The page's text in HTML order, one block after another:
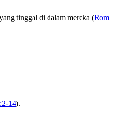
tinggal di dalam mereka (Rom
14).